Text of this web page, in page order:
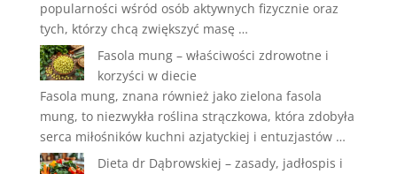
popularności wśród osób aktywnych fizycznie oraz
tych, którzy chcą zwiększyć masę …
Fasola mung – właściwości zdrowotne i
korzyści w diecie
Fasola mung, znana również jako zielona fasola
mung, to niezwykła roślina strączkowa, która zdobyła
serca miłośników kuchni azjatyckiej i entuzjastów …
Dieta dr Dąbrowskiej – zasady, jadłospis i